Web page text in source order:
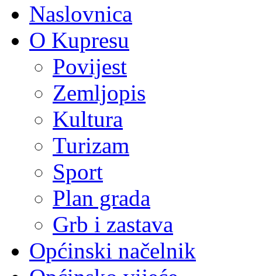
Naslovnica
O Kupresu
Povijest
Zemljopis
Kultura
Turizam
Sport
Plan grada
Grb i zastava
Općinski načelnik